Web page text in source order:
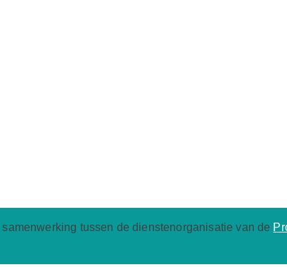
tussen de dienstenorganisatie van de